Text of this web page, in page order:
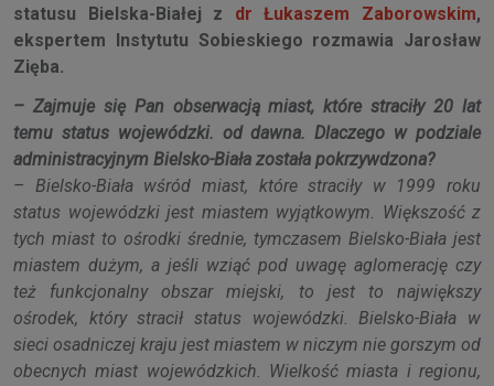
statusu Bielska-Białej z dr Łukaszem Zaborowskim,
ekspertem Instytutu Sobieskiego rozmawia Jarosław
Zięba.
– Zajmuje się Pan obserwacją miast, które straciły 20 lat
temu status wojewódzki. od dawna. Dlaczego w podziale
administracyjnym Bielsko-Biała została pokrzywdzona?
– Bielsko-Biała wśród miast, które straciły w 1999 roku
status wojewódzki jest miastem wyjątkowym. Większość z
tych miast to ośrodki średnie, tymczasem Bielsko-Biała jest
miastem dużym, a jeśli wziąć pod uwagę aglomerację czy
też funkcjonalny obszar miejski, to jest to największy
ośrodek, który stracił status wojewódzki. Bielsko-Biała w
sieci osadniczej kraju jest miastem w niczym nie gorszym od
obecnych miast wojewódzkich. Wielkość miasta i regionu,